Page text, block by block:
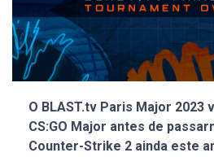
O BLAST.tv Paris Major 2023
CS:GO Major antes de
Counter-Strike 2 ainda este